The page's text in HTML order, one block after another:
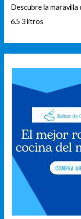
Descubre la
6.5 3 litros